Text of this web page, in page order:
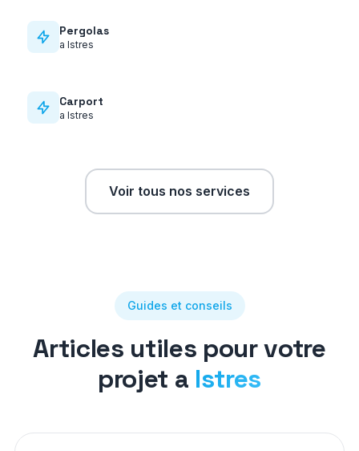
Pergolas
a Istres
Carport
a Istres
Voir tous nos services
Guides et conseils
Articles utiles pour votre
projet a Istres